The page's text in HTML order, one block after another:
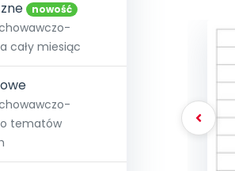
04 10
Strefy,
Akademia
MAX
7 dni
E-
∞Pakiet
Pełen
wpis
nowość
cały miesiąc
tematów